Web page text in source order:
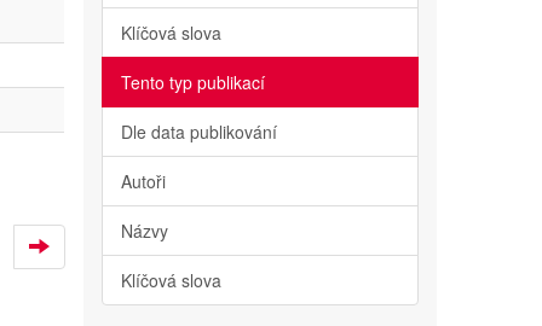
Klíčová slova
Tento typ publikací
Dle data publikování
Autoři
Názvy
Klíčová slova